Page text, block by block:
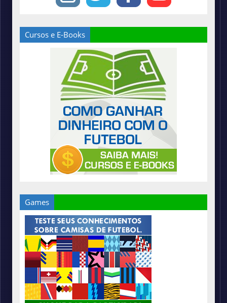
Cursos e E-Books
Games